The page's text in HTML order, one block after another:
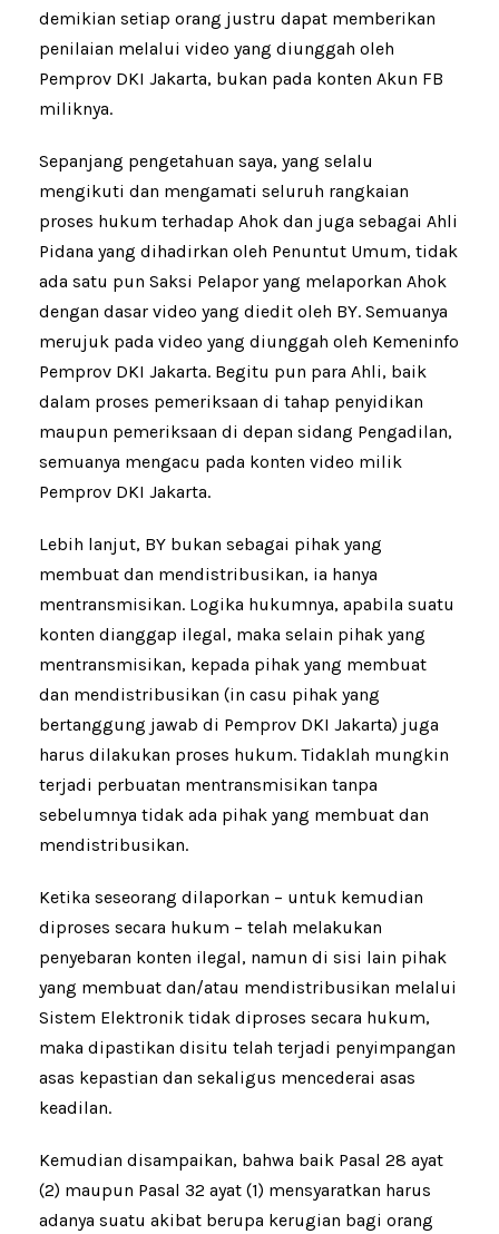
demikian setiap orang justru dapat memberikan
penilaian melalui video yang diunggah oleh
Pemprov DKI Jakarta, bukan pada konten Akun FB
miliknya.
Sepanjang pengetahuan saya, yang selalu
mengikuti dan mengamati seluruh rangkaian
proses hukum terhadap Ahok dan juga sebagai Ahli
Pidana yang dihadirkan oleh Penuntut Umum, tidak
ada satu pun Saksi Pelapor yang melaporkan Ahok
dengan dasar video yang diedit oleh BY. Semuanya
merujuk pada video yang diunggah oleh Kemeninfo
Pemprov DKI Jakarta. Begitu pun para Ahli, baik
dalam proses pemeriksaan di tahap penyidikan
maupun pemeriksaan di depan sidang Pengadilan,
semuanya mengacu pada konten video milik
Pemprov DKI Jakarta.
Lebih lanjut, BY bukan sebagai pihak yang
membuat dan mendistribusikan, ia hanya
mentransmisikan. Logika hukumnya, apabila suatu
konten dianggap ilegal, maka selain pihak yang
mentransmisikan, kepada pihak yang membuat
dan mendistribusikan (in casu pihak yang
bertanggung jawab di Pemprov DKI Jakarta) juga
harus dilakukan proses hukum. Tidaklah mungkin
terjadi perbuatan mentransmisikan tanpa
sebelumnya tidak ada pihak yang membuat dan
mendistribusikan.
Ketika seseorang dilaporkan – untuk kemudian
diproses secara hukum – telah melakukan
penyebaran konten ilegal, namun di sisi lain pihak
yang membuat dan/atau mendistribusikan melalui
Sistem Elektronik tidak diproses secara hukum,
maka dipastikan disitu telah terjadi penyimpangan
asas kepastian dan sekaligus mencederai asas
keadilan.
Kemudian disampaikan, bahwa baik Pasal 28 ayat
(2) maupun Pasal 32 ayat (1) mensyaratkan harus
adanya suatu akibat berupa kerugian bagi orang